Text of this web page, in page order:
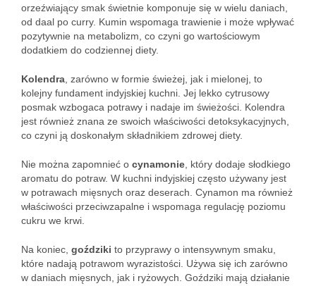
orzeźwiający smak świetnie komponuje się w wielu daniach,
od daal po curry. Kumin wspomaga trawienie i może wpływać
pozytywnie na metabolizm, co czyni go wartościowym
dodatkiem do codziennej diety.
Kolendra , zarówno w formie świeżej, jak i mielonej, to
kolejny fundament indyjskiej kuchni. Jej lekko cytrusowy
posmak wzbogaca potrawy i nadaje im świeżości. Kolendra
jest również znana ze swoich właściwości detoksykacyjnych,
co czyni ją doskonałym składnikiem zdrowej diety.
Nie można zapomnieć o cynamonie , który dodaje słodkiego
aromatu do potraw. W kuchni indyjskiej często używany jest
w potrawach mięsnych oraz deserach. Cynamon ma również
właściwości przeciwzapalne i wspomaga regulację poziomu
cukru we krwi.
Na koniec, goździki to przyprawy o intensywnym smaku,
które nadają potrawom wyrazistości. Używa się ich zarówno
w daniach mięsnych, jak i ryżowych. Goździki mają działanie